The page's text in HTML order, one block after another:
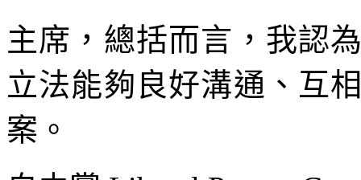
主席，總括而言，我認
立法能夠良好溝通、互
案。